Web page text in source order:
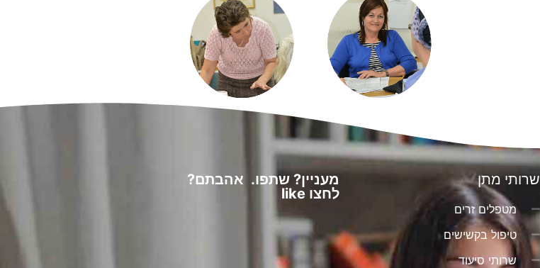
שרותי מתן
מטפלים זרים
טיפול בקשישים
שרותי סיעוד
מעניין? שתפו. אהבתם?
לחצו like